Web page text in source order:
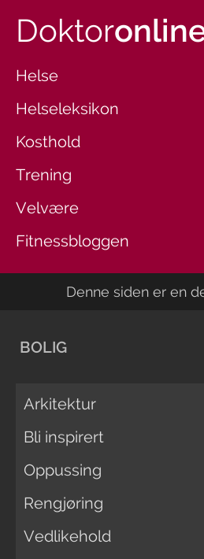
Doktor
Helse
Helseleksikon
Kosthold
Trening
Velvære
Fitnessbloggen
Denne siden er en
BOLIG
Arkitektur
Bli inspirert
Oppussing
Rengjøring
Vedlikehold